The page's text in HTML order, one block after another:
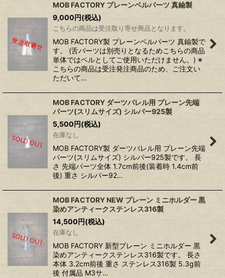
MOB FACTORY プレーンベルパーツ 真鍮製
9,000 円(税込)
こちらの商品は受注取り寄せ商品となります。
MOB FACTORY製 プレーンベルパーツ 真鍮製で
す。 (舌パーツは別売りとなるためこちらの商品
単体ではベルとしてご使用いただけません。) ※
こちらの商品は受注発注商品のため、ご注文い
ただいて…
MOB FACTORY ダーツバレル用 プレーン先端
パーツ(スリムサイズ) シルバー925製
5,500 円(税込)
在庫なし
MOB FACTORY製 ダーツバレル用 プレーン先端
パーツ(スリムサイズ) シルバー925製です。 長
さ 先端パーツ全体 1.7cm前後(装着時 1.4cm前
後) 重さ シルバー92…
MOB FACTORY NEW プレーン ミニホルダー 黒
染めアンティークステンレス316製
14,500 円(税込)
在庫なし
MOB FACTORY 新型プレーン ミニホルダー 黒
染めアンティークステンレス316製です。 長さ
本体 3.2cm前後 重さ ステンレス316製 5.3g前
後 付属品 M3サ…